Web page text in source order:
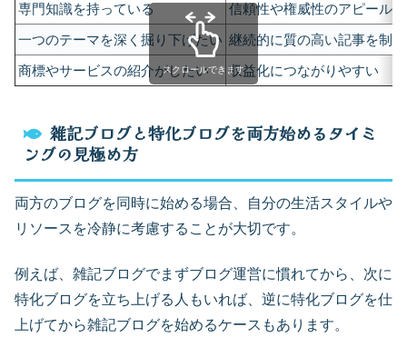
専門知識を持っている
信頼性や権威性のアピール
一つのテーマを深く掘り下げたい 継続的に質の高い記事を制
商標やサービスの紹介がしたい
収益化につながりやすい
スクロールできます
雑記ブログと特化ブログを両方始めるタイミ
ングの見極め方
両方のブログを同時に始める場合、自分の生活スタイルや
リソースを冷静に考慮することが大切です。
例えば、雑記ブログでまずブログ運営に慣れてから、次に
特化ブログを立ち上げる人もいれば、逆に特化ブログを仕
上げてから雑記ブログを始めるケースもあります。